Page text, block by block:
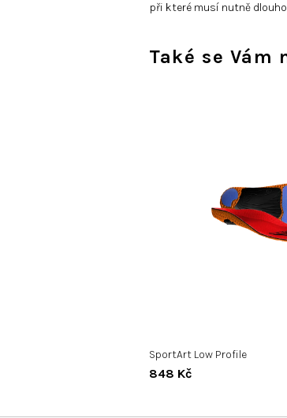
při které musí nutně
Také se Vám
SportArt Low Profile
848 Kč